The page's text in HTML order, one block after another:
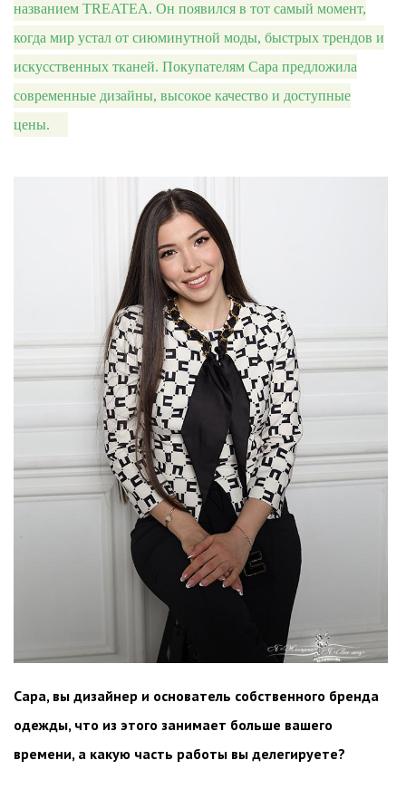
названием TREATEA. Он появился в тот самый момент,
когда мир устал от сиюминутной моды, быстрых трендов и
искусственных тканей. Покупателям Сара предложила
современные дизайны, высокое качество и доступные
цены.
Сара, вы дизайнер и основатель собственного бренда
одежды, что из этого занимает больше вашего
времени, а какую часть работы вы делегируете?